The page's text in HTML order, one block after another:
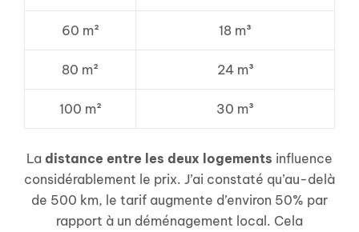
60 m² 18 m³
80 m² 24 m³
100 m² 30 m³
La distance entre les deux logements influence
considérablement le prix. J’ai constaté qu’au-delà
de 500 km, le tarif augmente d’environ 50% par
rapport à un déménagement local. Cela